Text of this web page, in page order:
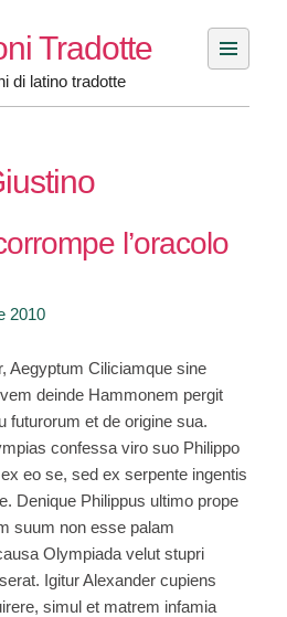
Tradotte
di latino tradotte
l’oracolo
2010
Aegyptum Ciliciamque sine
deinde Hammonem pergit
futurorum et de origine sua.
confessa viro suo Philippo
eo se, sed ex serpente ingentis
Denique Philippus ultimo prope
suum non esse palam
Olympiada velut stupri
Igitur Alexander cupiens
simul et matrem infamia